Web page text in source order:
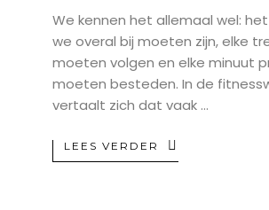
We kennen het allemaal wel:
we overal bij moeten zijn, elke
moeten volgen en elke minuut
moeten besteden. In de
vertaalt zich dat vaak
LEES VERDER